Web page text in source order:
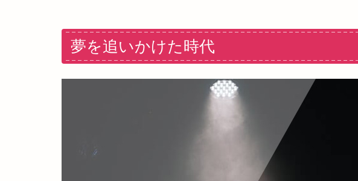
夢を追いかけた時代